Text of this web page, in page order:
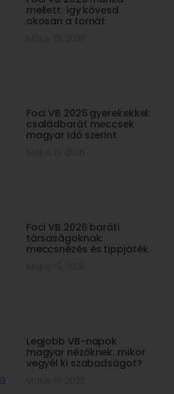
mellett: így kövesd
okosan a tornát
Foci VB 2026 gyerekekkel:
családbarát meccsek
magyar idő szerint
Foci VB 2026 baráti
társaságoknak:
meccsnézés és tippjáték
Legjobb VB-napok
magyar nézőknek: mikor
vegyél ki szabadságot?